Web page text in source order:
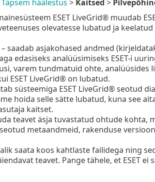
Täpsem häälestus > Kaitsed >
ESET LiveGrid® muudab
olevatesse lubatud ja
– saadab asjakohased andmed
edasiseks analüüsimiseks ESET-i
varem tundmatuid ohte, analüüsides
ESET LiveGrid® on lubatud.
süsteemiga ESET LiveGrid® seotud
hoida selle sätte lubatud, kuna see
kaitset.
teavet äsja tuvastatud ohtude kohta,
metaandmeid, rakenduse
saata koos kahtlaste failidega ning
teavet. Pange tähele, et ESET ei